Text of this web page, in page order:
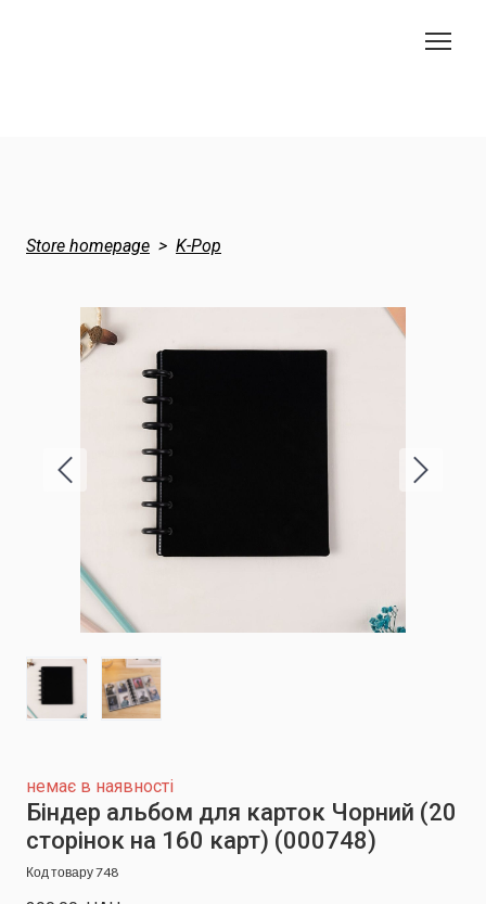
Store homepage K-Pop
немає в наявності
Біндер альбом для карток Чорний (20
сторінок на 160 карт) (000748)
Код товару 748